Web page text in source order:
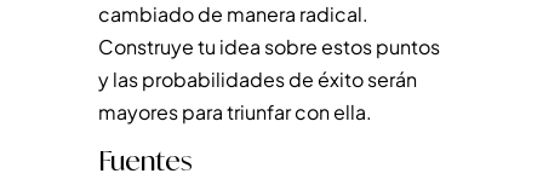
cambiado de manera radical.
Construye tu idea sobre estos puntos
y las probabilidades de éxito serán
mayores para triunfar con ella.
Fuentes